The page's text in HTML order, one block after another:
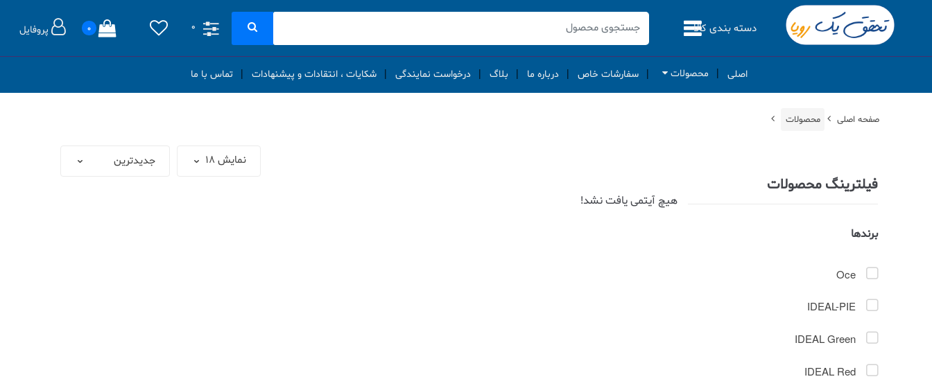
دسته بندی کالا
جستجو:
0
0 پروفایل
اصلی محصولات سفارشات خاص درباره ما بلاگ درخواست نمایندگی شکایات ، انتقادات و پیشنهادات تماس با ما
صفحه اصلی محصولات
هیچ آیتمی یافت نشد!
فیلترینگ محصولات
برندها
Oce
IDEAL-PIE
IDEAL Green
IDEAL Red